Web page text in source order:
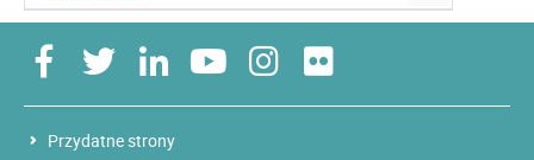
Przydatne strony